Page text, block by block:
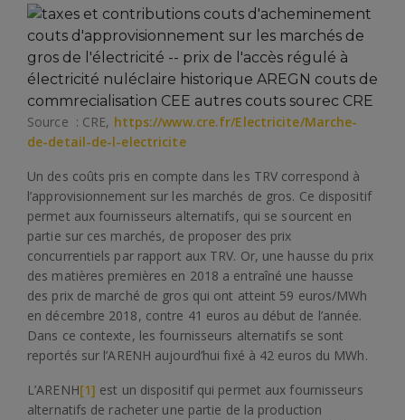
Source : CRE, https://www.cre.fr/Electricite/Marche-
de-detail-de-l-electricite
Un des coûts pris en compte dans les TRV correspond à
l’approvisionnement sur les marchés de gros. Ce dispositif
permet aux fournisseurs alternatifs, qui se sourcent en
partie sur ces marchés, de proposer des prix
concurrentiels par rapport aux TRV. Or, une hausse du prix
des matières premières en 2018 a entraîné une hausse
des prix de marché de gros qui ont atteint 59 euros/MWh
en décembre 2018, contre 41 euros au début de l’année.
Dans ce contexte, les fournisseurs alternatifs se sont
reportés sur l’ARENH aujourd’hui fixé à 42 euros du MWh.
L’ARENH[1] est un dispositif qui permet aux fournisseurs
alternatifs de racheter une partie de la production